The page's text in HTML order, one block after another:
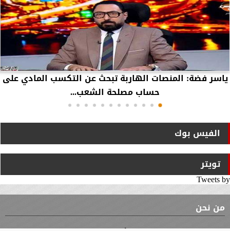
ياسر فضة: المنصات الهاربة تبحث عن التكسب المادي على
حساب مصلحة الشعب...
الفيس بوك
تويتر
Tweets by
من نحن